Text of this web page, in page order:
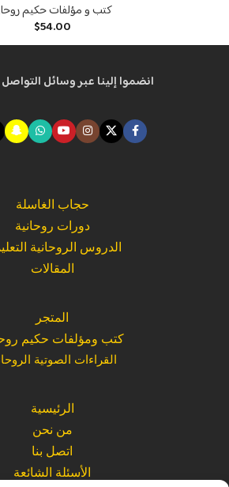
كتب و مؤلفات حكيم
$54.00
انضموا إلينا عبر وسائل
حجاب الغاسلة
دورات روحانية
الدروس الروحانية
المقالات
المتجر
كتب ومؤلفات حكيم
القراءات الصوتية
الرئيسية
من نحن
اتصل بنا
الأسئلة الشائعة